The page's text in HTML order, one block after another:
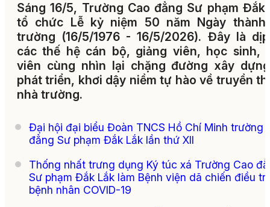
Sáng 16/5, Trường Cao đẳng Sư phạm Đắk
tổ chức Lễ kỷ niệm 50 năm Ngày thành
trường (16/5/1976 - 16/5/2026). Đây là
các thế hệ cán bộ, giảng viên, học sinh,
viên cùng nhìn lại chặng đường xây
phát triển, khơi dậy niềm tự hào về truyền
nhà trường.
Đại hội đại biểu Đoàn TNCS Hồ Chí Minh trường
đẳng Sư phạm Đắk Lắk lần thứ XII
Thống nhất trưng dụng Ký túc xá Trường Cao
Sư phạm Đắk Lắk làm Bệnh viện dã chiến điều trị
bệnh nhân COVID-19